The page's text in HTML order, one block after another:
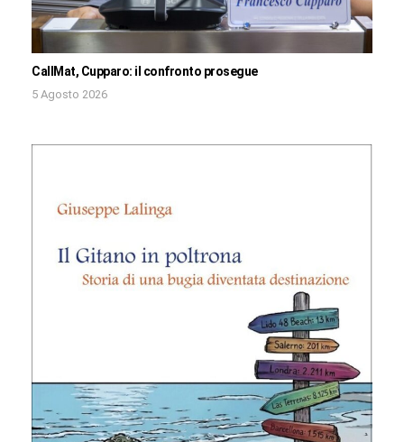
CallMat, Cupparo: il confronto prosegue
5 Agosto 2026